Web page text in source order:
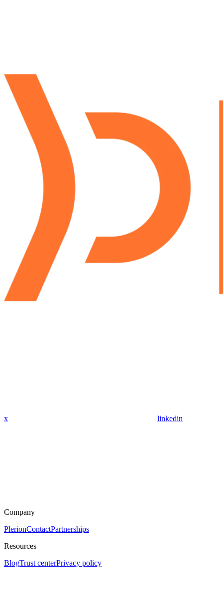
x linkedin
Company
PlerionContactPartnerships
Resources
BlogTrust centerPrivacy policy